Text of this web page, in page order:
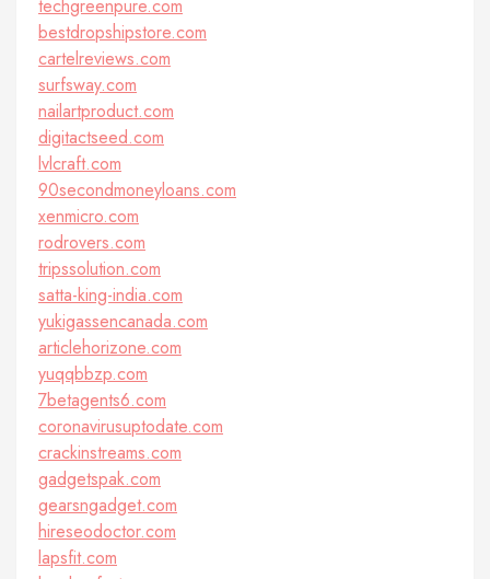
techgreenpure.com
bestdropshipstore.com
cartelreviews.com
surfsway.com
nailartproduct.com
digitactseed.com
lvlcraft.com
90secondmoneyloans.com
xenmicro.com
rodrovers.com
tripssolution.com
satta-king-india.com
yukigassencanada.com
articlehorizone.com
yuqqbbzp.com
7betagents6.com
coronavirusuptodate.com
crackinstreams.com
gadgetspak.com
gearsngadget.com
hireseodoctor.com
lapsfit.com